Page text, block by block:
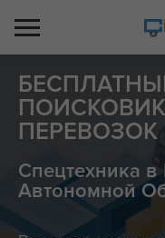
ПОИСКОВИК
ПЕРЕВОЗОК
Спецтехника в
Автономной